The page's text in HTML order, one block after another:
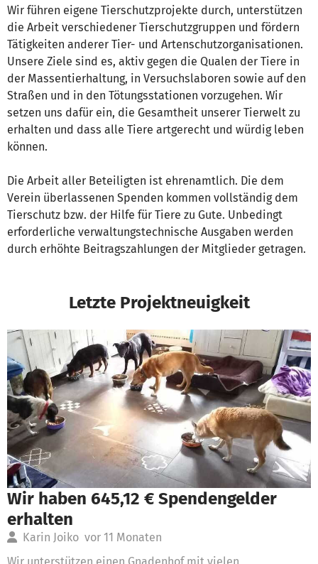
Wir führen eigene Tierschutzprojekte durch, unterstützen
die Arbeit verschiedener Tierschutzgruppen und fördern
Tätigkeiten anderer Tier- und Artenschutzorganisationen.
Unsere Ziele sind es, aktiv gegen die Qualen der Tiere in
der Massentierhaltung, in Versuchslaboren sowie auf den
Straßen und in den Tötungsstationen vorzugehen. Wir
setzen uns dafür ein, die Gesamtheit unserer Tierwelt zu
erhalten und dass alle Tiere artgerecht und würdig leben
können.
Die Arbeit aller Beteiligten ist ehrenamtlich. Die dem
Verein überlassenen Spenden kommen vollständig dem
Tierschutz bzw. der Hilfe für Tiere zu Gute. Unbedingt
erforderliche verwaltungstechnische Ausgaben werden
durch erhöhte Beitragszahlungen der Mitglieder getragen.
Letzte Projektneuigkeit
Wir haben 645,12 € Spendengelder
erhalten
Karin Joiko vor 11 Monaten